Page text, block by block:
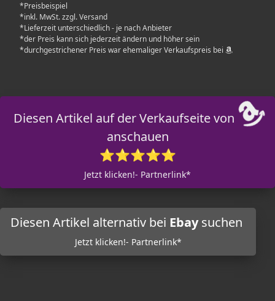
*Preisbeispiel
*inkl. MwSt. zzgl. Versand
*Lieferzeit unterschiedlich - je nach Anbieter
*der Preis kann sich jederzeit ändern und höher sein
*durchgestrichener Preis war ehemaliger Verkaufspreis bei
Diesen Artikel auf der Verkaufseite von
anschauen
⭐⭐⭐⭐⭐
Jetzt klicken!- Partnerlink*
Diesen Artikel alternativ bei Ebaysuchen
Jetzt klicken!- Partnerlink*